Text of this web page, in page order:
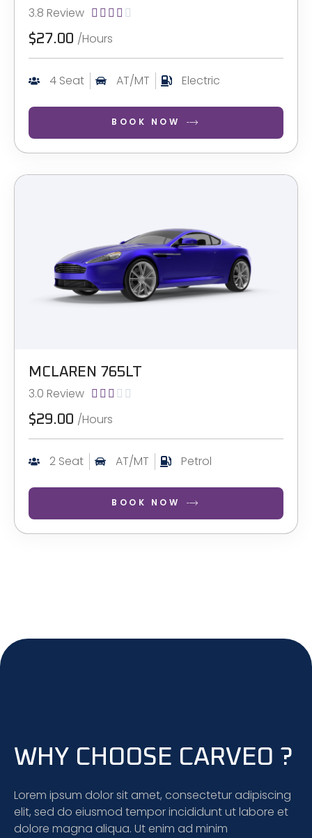
3.8 Review     
$27.00 /Hours
4 Seat AT/MT Electric
BOOK NOW
MCLAREN 765LT
3.0 Review     
$29.00 /Hours
2 Seat AT/MT Petrol
BOOK NOW
WHY CHOOSE CARVEO ?
Lorem ipsum dolor sit amet, consectetur adipiscing
elit, sed do eiusmod tempor incididunt ut labore et
dolore magna aliqua. Ut enim ad minim